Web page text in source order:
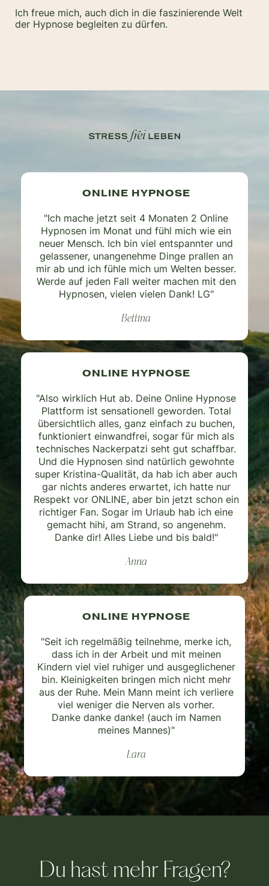
Ich freue mich, auch dich in die faszinierende Welt
der Hypnose begleiten zu dürfen.
ONLINE HYPNOSE
"Ich mache jetzt seit 4 Monaten 2 Online
Hypnosen im Monat und fühl mich wie ein
neuer Mensch. Ich bin viel entspannter und
gelassener, unangenehme Dinge prallen an
mir ab und ich fühle mich um Welten besser.
Werde auf jeden Fall weiter machen mit den
Hypnosen, vielen vielen Dank! LG"
Bettina
ONLINE HYPNOSE
"Also wirklich Hut ab. Deine Online Hypnose
Plattform ist sensationell geworden. Total
übersichtlich alles, ganz einfach zu buchen,
funktioniert einwandfrei, sogar für mich als
technisches Nackerpatzi seht gut schaffbar.
Und die Hypnosen sind natürlich gewohnte
super Kristina-Qualität, da hab ich aber auch
gar nichts anderes erwartet, ich hatte nur
Respekt vor ONLINE, aber bin jetzt schon ein
richtiger Fan. Sogar im Urlaub hab ich eine
gemacht hihi, am Strand, so angenehm.
Danke dir! Alles Liebe und bis bald!"
Anna
ONLINE HYPNOSE
"Seit ich regelmäßig teilnehme, merke ich,
dass ich in der Arbeit und mit meinen
Kindern viel viel ruhiger und ausgeglichener
bin. Kleinigkeiten bringen mich nicht mehr
aus der Ruhe. Mein Mann meint ich verliere
viel weniger die Nerven als vorher.
Danke danke danke! (auch im Namen
meines Mannes)"
Lara
Du hast mehr Fragen?